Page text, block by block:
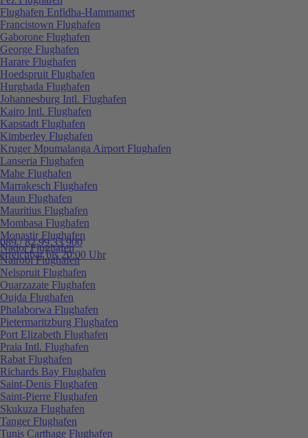
089 / 82 99 33 900
erreichbar bis 20:00 Uhr
Flughafen Enfidha-Hammamet
Francistown Flughafen
Gaborone Flughafen
George Flughafen
Harare Flughafen
Hoedspruit Flughafen
Hurghada Flughafen
Johannesburg Intl. Flughafen
Kairo Intl. Flughafen
Kapstadt Flughafen
Kimberley Flughafen
Kruger Mpumalanga Airport Flughafen
Lanseria Flughafen
Mahe Flughafen
Marrakesch Flughafen
Maun Flughafen
Mauritius Flughafen
Mombasa Flughafen
Monastir Flughafen
Nador Flughafen
Nairobi Flughafen
Nelspruit Flughafen
Ouarzazate Flughafen
Oujda Flughafen
Phalaborwa Flughafen
Pietermaritzburg Flughafen
Port Elizabeth Flughafen
Praia Intl. Flughafen
Rabat Flughafen
Richards Bay Flughafen
Saint-Denis Flughafen
Saint-Pierre Flughafen
Skukuza Flughafen
Tanger Flughafen
Tunis Carthage Flughafen